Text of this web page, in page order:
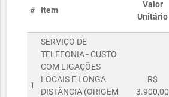
# Item
Valor
Unitário
1
SERVIÇO DE
TELEFONIA - CUSTO
COM LIGAÇÕES
LOCAIS E LONGA
DISTÂNCIA (ORIGEM
R$
3.900,00